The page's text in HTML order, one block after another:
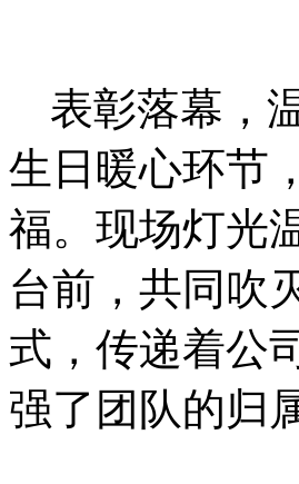
表彰落幕，
生日暖心环节
福。现场灯光
台前，共同吹
式，传递着公
强了团队的归